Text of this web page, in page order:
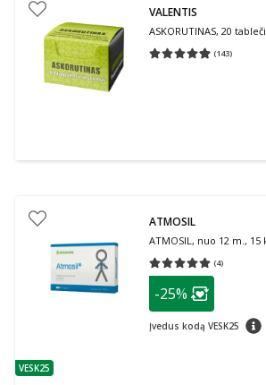
VALENTIS
ASKORUTINAS, 20
(143)
Vidutinis įvertinimas 4.88
patarimas
VESK25
ATMOSIL
ATMOSIL, nuo 12 m., 15
(4)
Vidutinis įvertinimas 5.00
patarimas
Lojalumo
-25%
Įvedus kodą VESK25